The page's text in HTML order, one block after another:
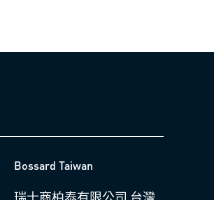
Bossard Taiwan